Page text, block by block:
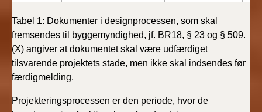
Tabel 1: Dokumenter i designprocessen, som skal
fremsendes til byggemyndighed, jf. BR18, § 23 og § 509.
(X) angiver at dokumentet skal være udfærdiget
tilsvarende projektets stade, men ikke skal indsendes før
færdigmelding.
Projekteringsprocessen er den periode, hvor de